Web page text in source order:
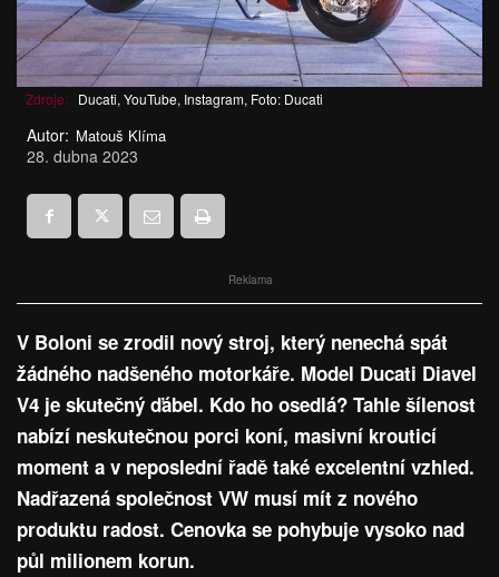
Zdroje: Ducati, YouTube, Instagram, Foto: Ducati
Autor: Matouš Klíma
28. dubna 2023
Reklama
V Boloni se zrodil nový stroj, který nenechá spát
žádného nadšeného motorkáře. Model Ducati Diavel
V4 je skutečný ďábel. Kdo ho osedlá? Tahle šílenost
nabízí neskutečnou porci koní, masivní krouticí
moment a v neposlední řadě také excelentní vzhled.
Nadřazená společnost VW musí mít z nového
produktu radost. Cenovka se pohybuje vysoko nad
půl milionem korun.